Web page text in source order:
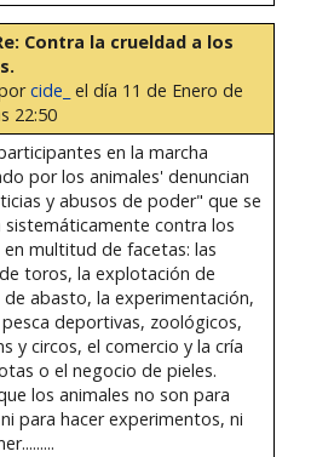
Contra la crueldad a los
cide_ el día 11 de Enero de
22:50
participantes en la marcha
por los animales' denuncian
y abusos de poder" que se
sistemáticamente contra los
en multitud de facetas: las
toros, la explotación de
de abasto, la experimentación,
pesca deportivas, zoológicos,
y circos, el comercio y la cría
o el negocio de pieles.
los animales no son para
para hacer experimentos, ni